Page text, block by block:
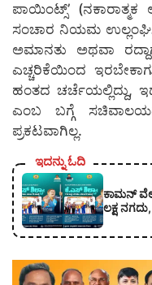
ಪಾಯಿಂಟ್ಸ್’ (ನಕಾರಾತ್ಮಕ
ಸಂಚಾರ ನಿಯಮ
ಅಮಾನತು ಅಥವಾ
ಎಚ್ಚರಿಕೆಯಿಂದ
ಹಂತದ ಚರ್ಚೆಯಲ್ಲಿದ್ದು,
ಎಂಬ ಬಗ್ಗೆ
ಪ್ರಕಟವಾಗಿಲ್ಲ.
ಇದನ್ನು ಓದಿ
ಕಾಮನ್
ಲಕ್ಷ